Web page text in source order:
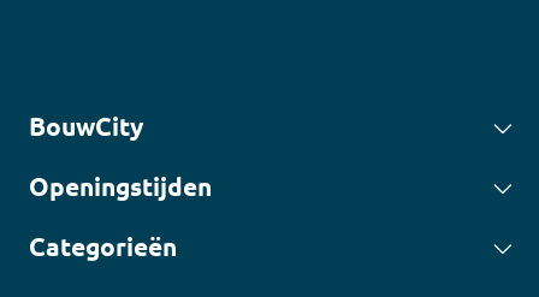
BouwCity
Openingstijden
Categorieën